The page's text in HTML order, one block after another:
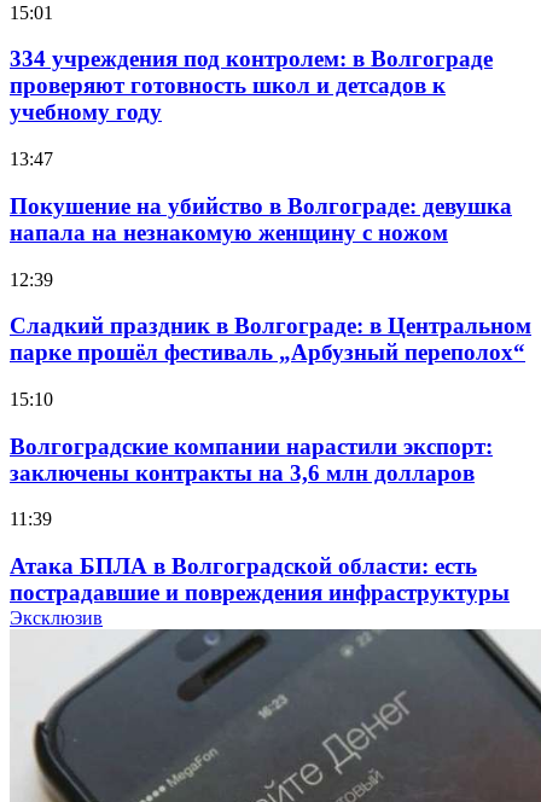
15:01
334 учреждения под контролем: в Волгограде
проверяют готовность школ и детсадов к
учебному году
13:47
Покушение на убийство в Волгограде: девушка
напала на незнакомую женщину с ножом
12:39
Сладкий праздник в Волгограде: в Центральном
парке прошёл фестиваль „Арбузный переполох“
15:10
Волгоградские компании нарастили экспорт:
заключены контракты на 3,6 млн долларов
11:39
Атака БПЛА в Волгоградской области: есть
пострадавшие и повреждения инфраструктуры
Волгоградские вузы в топе зарплатного
рейтинга: ВолгГТУ и ВолгГМУ вошли в топ‑15
для химической отрасли и фармацевтики
18:39
Эксклюзив